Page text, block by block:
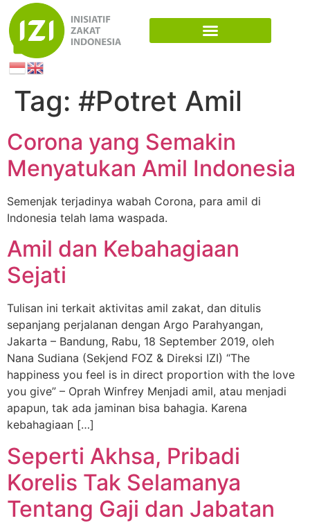
Tag: #Potret Amil
Corona yang Semakin
Menyatukan Amil Indonesia
Semenjak terjadinya wabah Corona, para amil di
Indonesia telah lama waspada.
Amil dan Kebahagiaan
Sejati
Tulisan ini terkait aktivitas amil zakat, dan ditulis
sepanjang perjalanan dengan Argo Parahyangan,
Jakarta – Bandung, Rabu, 18 September 2019, oleh
Nana Sudiana (Sekjend FOZ & Direksi IZI) “The
happiness you feel is in direct proportion with the love
you give” – Oprah Winfrey Menjadi amil, atau menjadi
apapun, tak ada jaminan bisa bahagia. Karena
kebahagiaan […]
Seperti Akhsa, Pribadi
Korelis Tak Selamanya
Tentang Gaji dan Jabatan